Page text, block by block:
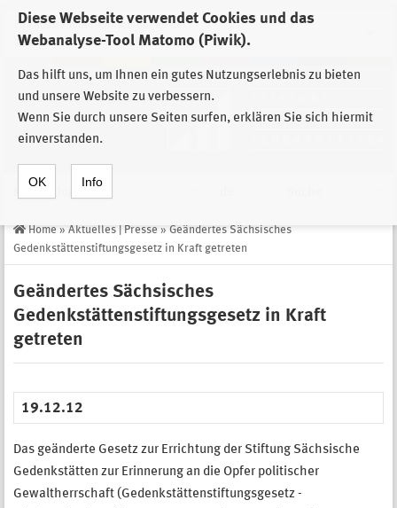
Diese Webseite verwendet Cookies und das
Webanalyse-Tool Matomo (Piwik).
Das hilft uns, um Ihnen ein gutes Nutzungserlebnis zu bieten
und unsere Website zu verbessern.
Wenn Sie durch unsere Seiten surfen, erklären Sie sich hiermit
einverstanden.
OK Info
Zur Auswahl der Einrichtungen der
Stiftung Sächsische Gedenkstätten
Home » Aktuelles | Presse » Geändertes Sächsisches
Gedenkstättenstiftungsgesetz in Kraft getreten
Geändertes Sächsisches
Gedenkstättenstiftungsgesetz in Kraft
getreten
19.12.12
Das geänderte Gesetz zur Errichtung der Stiftung Sächsische
Gedenkstätten zur Erinnerung an die Opfer politischer
Gewaltherrschaft (Gedenkstättenstiftungsgesetz -